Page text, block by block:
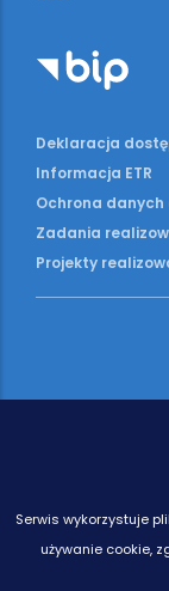
Deklaracja
Informacja ETR
Ochrona danych
Zadania
Projekty
Serwis wykorzystuje
używanie cookie,